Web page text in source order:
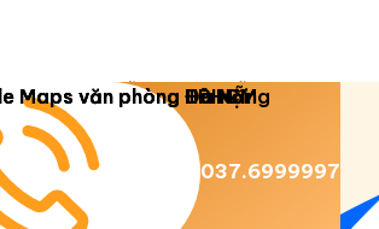
2026 © Luật Dương Gia